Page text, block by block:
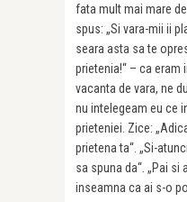
fata mult mai mare
spus: „Si vara-mii ii
seara asta sa te
prietenia!“ – ca eram
vacanta de vara, ne
nu intelegeam eu ce
prieteniei. Zice:
prietena ta“. „Si-
sa spuna da“. „Pai si
inseamna ca ai s-o